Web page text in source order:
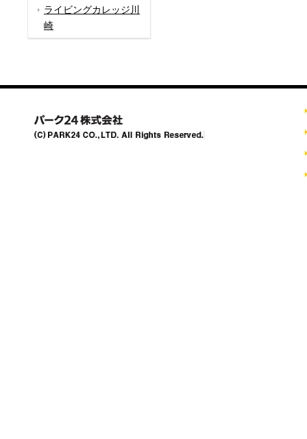
ライビングカレッジ川
崎